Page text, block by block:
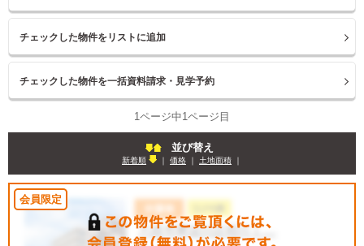
1ページ中1ページ目
並び替え
新着順 ｜ 価格 ｜ 土地面積 ｜